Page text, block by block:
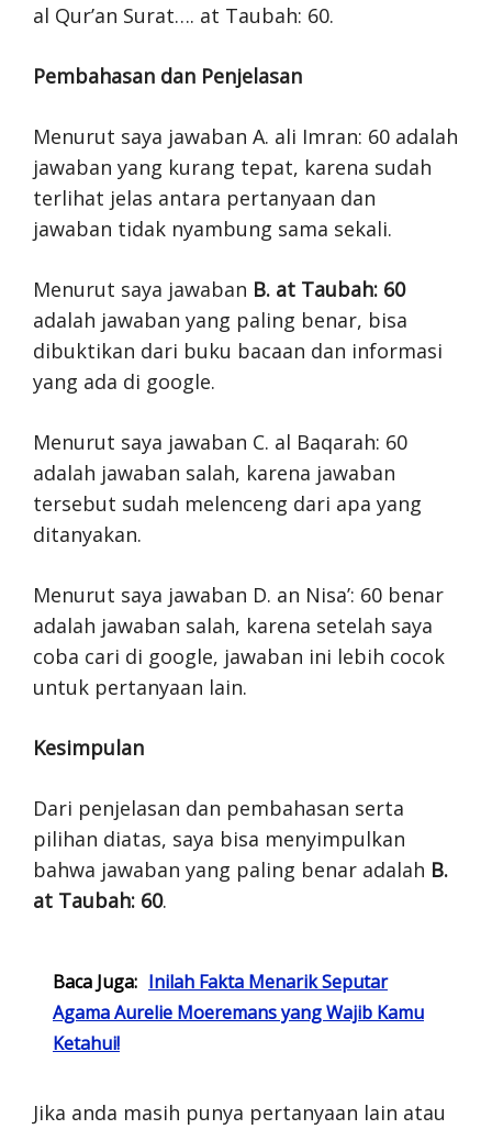
al Qur’an Surat…. at Taubah: 60.
Pembahasan dan Penjelasan
Menurut saya jawaban A. ali Imran: 60 adalah
jawaban yang kurang tepat, karena sudah
terlihat jelas antara pertanyaan dan
jawaban tidak nyambung sama sekali.
Menurut saya jawaban B. at Taubah: 60
adalah jawaban yang paling benar, bisa
dibuktikan dari buku bacaan dan informasi
yang ada di google.
Menurut saya jawaban C. al Baqarah: 60
adalah jawaban salah, karena jawaban
tersebut sudah melenceng dari apa yang
ditanyakan.
Menurut saya jawaban D. an Nisa’: 60 benar
adalah jawaban salah, karena setelah saya
coba cari di google, jawaban ini lebih cocok
untuk pertanyaan lain.
Kesimpulan
Dari penjelasan dan pembahasan serta
pilihan diatas, saya bisa menyimpulkan
bahwa jawaban yang paling benar adalah B.
at Taubah: 60.
Baca Juga: Inilah Fakta Menarik Seputar
Agama Aurelie Moeremans yang Wajib Kamu
Ketahui!
Jika anda masih punya pertanyaan lain atau